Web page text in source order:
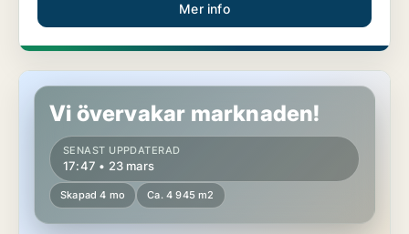
Mer info
Industrilokal i Nyköping
Vi övervakar marknaden!
SENAST UPPDATERAD
17:47 • 23 mars
Skapad 4 mo Ca. 4 945 m2